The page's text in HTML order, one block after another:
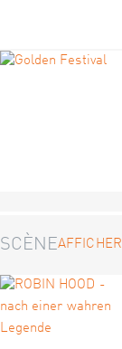
SCÈNEAFFICHER